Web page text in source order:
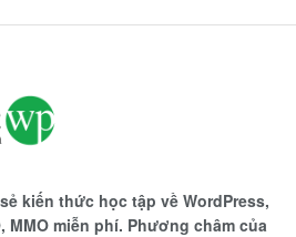
kiến thức học tập về WordPress,
MMO miễn phí. Phương châm của